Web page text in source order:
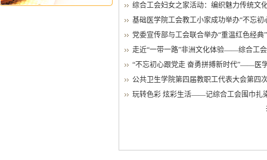
综合工会妇女之家活动：编织魅力传统
基础医学院工会教工小家成功举办“不忘初
党委宣传部与工会联合举办“重温红色经典
走近“一带一路”非洲文化体验——综合工
“不忘初心跟党走 奋勇拼搏新时代”——医
公共卫生学院第四届教职工代表大会第四
玩转色彩 炫彩生活——记综合工会围巾扎